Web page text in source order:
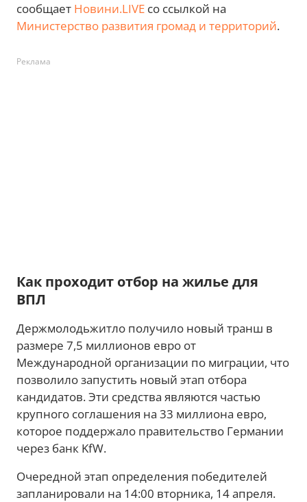
сообщает Новини.LIVE со ссылкой на
Министерство развития громад и территорий.
Реклама
Как проходит отбор на жилье для
ВПЛ
Держмолодьжитло получило новый транш в
размере 7,5 миллионов евро от
Международной организации по миграции, что
позволило запустить новый этап отбора
кандидатов. Эти средства являются частью
крупного соглашения на 33 миллиона евро,
которое поддержало правительство Германии
через банк KfW.
Очередной этап определения победителей
запланировали на 14:00 вторника, 14 апреля.